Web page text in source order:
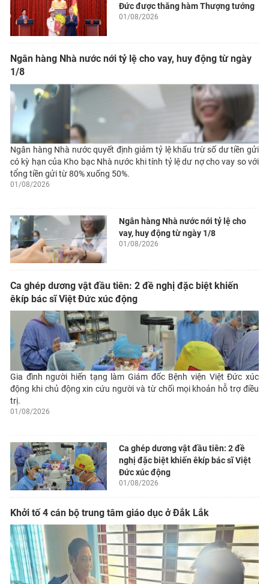
Đức được thăng hàm Thượng tướng
01/08/2026
Ngân hàng Nhà nước nới tỷ lệ cho vay, huy động từ ngày
1/8
Ngân hàng Nhà nước quyết định giảm tỷ lệ khấu trừ số dư tiền gửi
có kỳ hạn của Kho bạc Nhà nước khi tính tỷ lệ dư nợ cho vay so với
tổng tiền gửi từ 80% xuống 50%.
01/08/2026
Ngân hàng Nhà nước nới tỷ lệ cho
vay, huy động từ ngày 1/8
01/08/2026
Ca ghép dương vật đầu tiên: 2 đề nghị đặc biệt khiến
êkíp bác sĩ Việt Đức xúc động
Gia đình người hiến tạng làm Giám đốc Bệnh viện Việt Đức xúc
động khi chủ động xin cứu người và từ chối mọi khoản hỗ trợ điều
trị.
01/08/2026
Ca ghép dương vật đầu tiên: 2 đề
nghị đặc biệt khiến êkíp bác sĩ Việt
Đức xúc động
01/08/2026
Khởi tố 4 cán bộ trung tâm giáo dục ở Đắk Lắk